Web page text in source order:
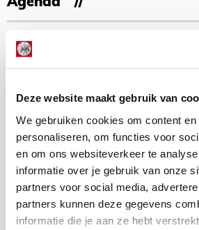
Deze website maakt gebruik van
We gebruiken cookies om content
personaliseren, om functies voor
en om ons websiteverkeer te
informatie over je gebruik van onze
partners voor social media,
partners kunnen deze gegevens
informatie die je aan ze hebt
Agenda
11
Met meer dan
staan wij achter
Lid